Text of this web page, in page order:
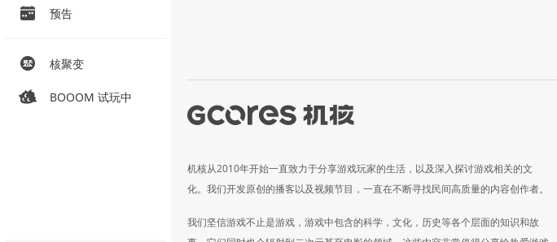
预告
核聚变
BOOOM 试玩中
机核从2010年开始一直致力于分享游戏玩家的生活，以及深入探讨游戏相关的文
化。我们开发原创的播客以及视频节目，一直在不断寻找民间高质量的内容创作者。
我们坚信游戏不止是游戏，游戏中包含的科学，文化，历史等各个层面的知识和故